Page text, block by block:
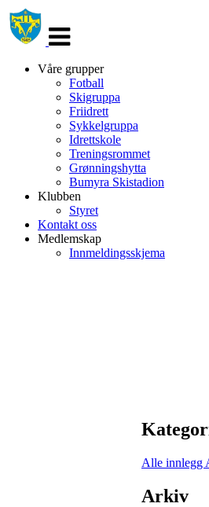
navigasjon
Våre grupper
Fotball
Skigruppa
Friidrett
Sykkelgruppa
Idrettskole
Treningsrommet
Grønningshytta
Bumyra Skistadion
Klubben
Styret
Kontakt oss
Medlemskap
Innmeldingsskjema
Alle innlegg
Arkiv